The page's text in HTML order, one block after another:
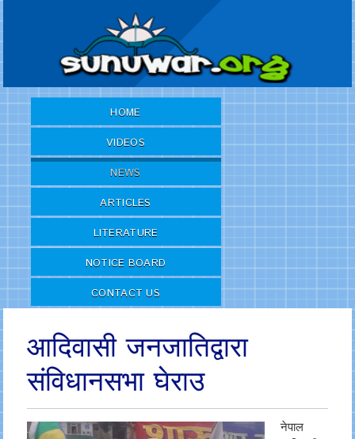
HOME
VIDEOS
NEWS
ARTICLES
LITERATURE
NOTICE BOARD
CONTACT US
आदिवासी जनजातिद्वारा
संविधानसभा घेराउ
नेपाल